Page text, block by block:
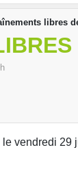
libres
vendredi